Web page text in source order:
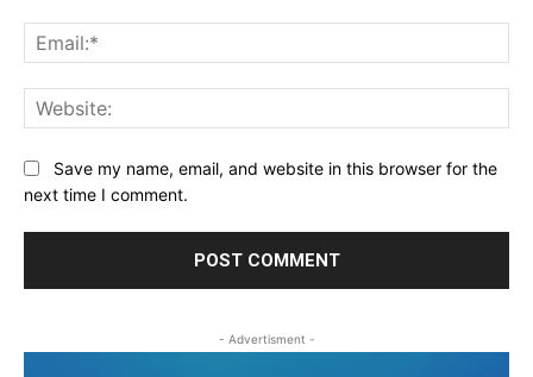
Save my name, email, and website in this browser for the
next time I comment.
- Advertisment -